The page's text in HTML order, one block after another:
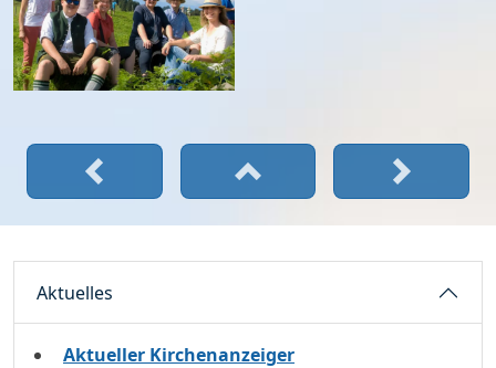
Aktuelles
Aktueller Kirchenanzeiger